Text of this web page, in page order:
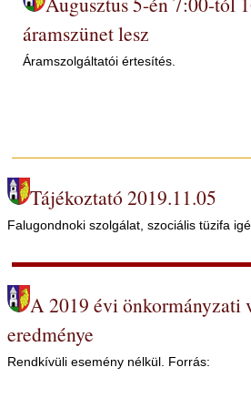
áramszünet lesz
Áramszolgáltatói értesítés.
Tájékoztató 2019.11.05
Falugondnoki szolgálat, szociális tüzifa
A 2019 évi önkormányzati
eredménye
Rendkívüli esemény nélkül. Forrás: